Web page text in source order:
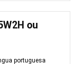
ou
portuguesa